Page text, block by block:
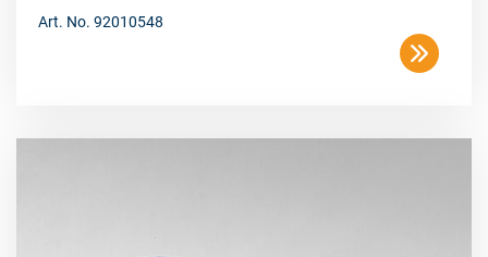
Art. No. 92010548